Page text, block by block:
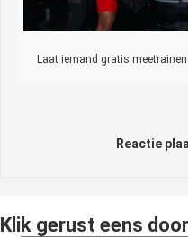
Laat iemand gratis
Reactie
Klik gerust eens